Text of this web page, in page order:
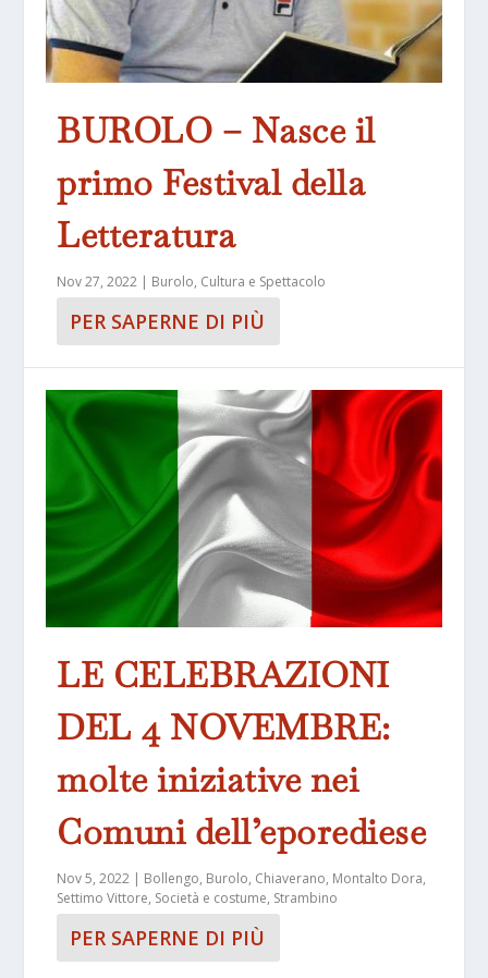
BUROLO – Nasce il
primo Festival della
Letteratura
Nov 27, 2022 | Burolo, Cultura e Spettacolo
PER SAPERNE DI PIÙ
LE CELEBRAZIONI
DEL 4 NOVEMBRE:
molte iniziative nei
Comuni dell’eporediese
Nov 5, 2022 | Bollengo, Burolo, Chiaverano, Montalto Dora,
Settimo Vittore, Società e costume, Strambino
PER SAPERNE DI PIÙ